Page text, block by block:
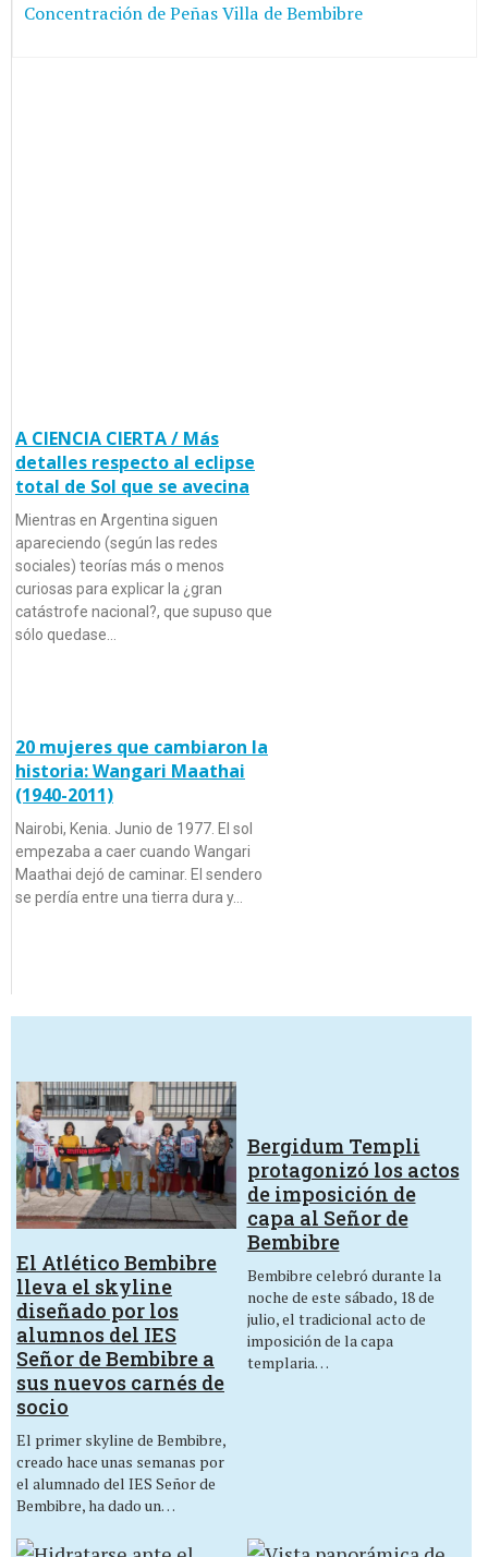
Concentración de Peñas Villa de Bembibre
A CIENCIA CIERTA / Más
detalles respecto al eclipse
total de Sol que se avecina
Mientras en Argentina siguen
apareciendo (según las redes
sociales) teorías más o menos
curiosas para explicar la ¿gran
catástrofe nacional?, que supuso que
sólo quedase…
20 mujeres que cambiaron la
historia: Wangari Maathai
(1940-2011)
Nairobi, Kenia. Junio de 1977. El sol
empezaba a caer cuando Wangari
Maathai dejó de caminar. El sendero
se perdía entre una tierra dura y…
El Atlético Bembibre
lleva el skyline
diseñado por los
alumnos del IES
Señor de Bembibre a
sus nuevos carnés de
socio
El primer skyline de Bembibre,
creado hace unas semanas por
el alumnado del IES Señor de
Bembibre, ha dado un…
Bergidum Templi
protagonizó los actos
de imposición de
capa al Señor de
Bembibre
Bembibre celebró durante la
noche de este sábado, 18 de
julio, el tradicional acto de
imposición de la capa
templaria…